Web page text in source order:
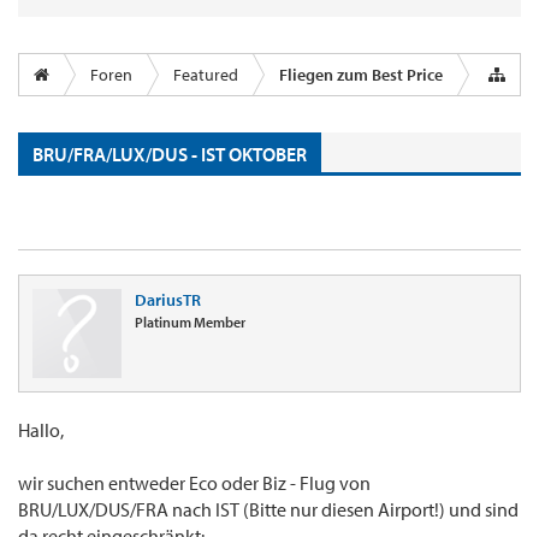
Foren Featured Fliegen zum Best Price
BRU/FRA/LUX/DUS - IST OKTOBER
DariusTR
Platinum Member
Hallo,
wir suchen entweder Eco oder Biz - Flug von
BRU/LUX/DUS/FRA nach IST (Bitte nur diesen Airport!) und sind